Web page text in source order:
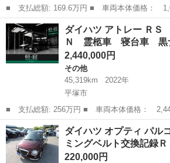
■ 支払総額: 169.6万円 ■ 車両本体価格： 1,630,000 円 ■ メーカ
ー名： ダイハツ ■ 車種名： アトレー ■
サポカーＳワイド適合 Ｂカメラ ディスプレ
エアコン...
神奈川 秦野市 その他
ダイハツ アトレー Ｒ
Ｎ 霊柩車 寝台車 黒
2,440,000円
その他
45,319km
2022年
平塚市
■ 支払総額: 256万円 ■ 車両本体価格： 2,440,000 円 ■ メーカー
名： ダイハツ ■ 車種名： アトレー ■ グ
寝 ＫＥＩＳＨＩＮ 霊柩車 寝台車 黒ナン
付き 事業...
神奈川 平塚市 その他
ダイハツ オプティ パ
ミングベルト交換記録
220,000円